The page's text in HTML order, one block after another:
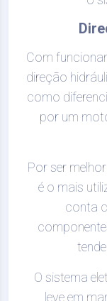
Com
direção
como
por um
Por ser
é o mais
conta
O sistema
leve em